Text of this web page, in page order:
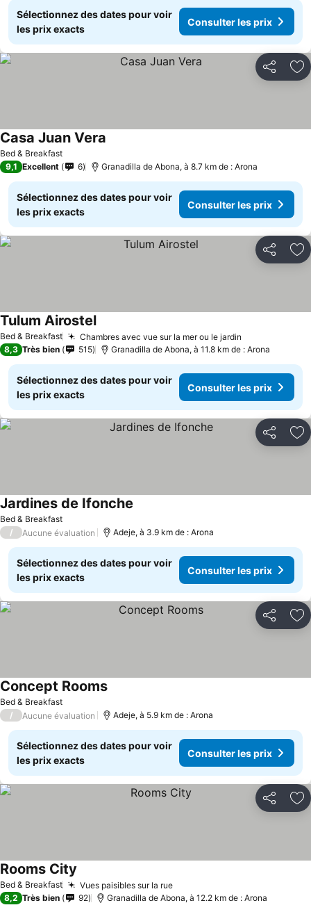
Sélectionnez des dates pour voir
les prix exacts
Consulter les prix
Partager
Bed & Breakfast
Casa Juan Vera
9,1 Excellent 6 Granadilla de Abona, à 8.7 km de : Arona
Sélectionnez des dates pour voir
les prix exacts
Consulter les prix
Partager
Bed & Breakfast Chambres avec vue sur la mer ou le jardin
Tulum AirostelConsulter les prix
8,3 Très bien 515 Granadilla de Abona, à 11.8 km de : Arona
Sélectionnez des dates pour voir
les prix exacts
Consulter les prix
Partager
Bed & Breakfast
Jardines de Ifonche
/ Aucune évaluation Adeje, à 3.9 km de : Arona
Sélectionnez des dates pour voir
les prix exacts
Consulter les prix
Partager
Bed & Breakfast
Concept RoomsConsulter les prix
/ Aucune évaluation Adeje, à 5.9 km de : Arona
Sélectionnez des dates pour voir
les prix exacts
Consulter les prix
Partager
Bed & Breakfast Vues paisibles sur la rueConsulter les prix
Rooms City
8,2 Très bien 92 Granadilla de Abona, à 12.2 km de : Arona